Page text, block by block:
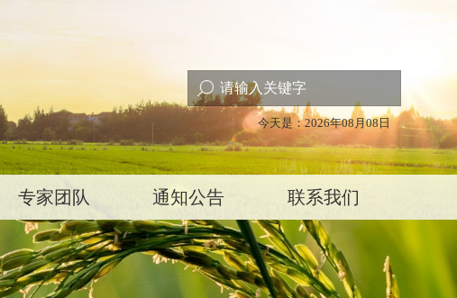
今天是：2026年08月08日
专家团队 通知公告 联系我们